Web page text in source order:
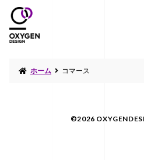
ホーム コマース
©2026